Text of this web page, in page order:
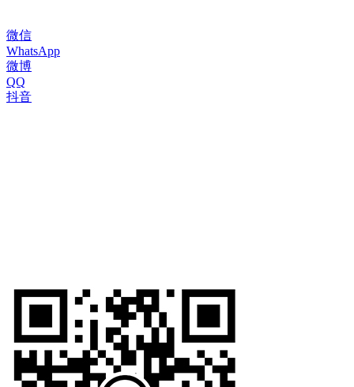
微信
WhatsApp
微博
QQ
抖音